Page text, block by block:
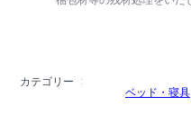
カテゴリー
ベッド・寝具